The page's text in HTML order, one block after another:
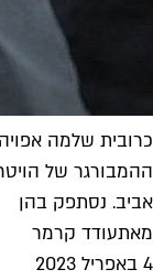
כרובית שלמה אפויה
ההמבורגר של
אביב. נסתפק בהן
מאתעודד קרמר
4 באפריל 2023